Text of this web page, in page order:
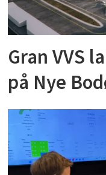
Gran VVS
på Nye